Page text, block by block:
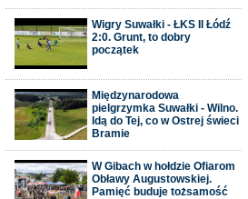
Wigry Suwałki - ŁKS II Łódź
2:0. Grunt, to dobry
początek
Międzynarodowa
pielgrzymka Suwałki - Wilno.
Idą do Tej, co w Ostrej świeci
Bramie
W Gibach w hołdzie Ofiarom
Obławy Augustowskiej.
Pamięć buduje tożsamość